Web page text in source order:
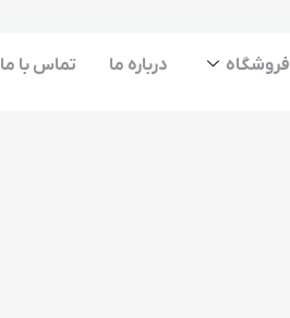
فروشگاه درباره ما تماس با ما